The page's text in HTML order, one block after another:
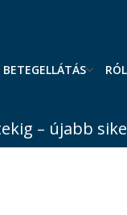
BETEGELLÁTÁS
– újabb